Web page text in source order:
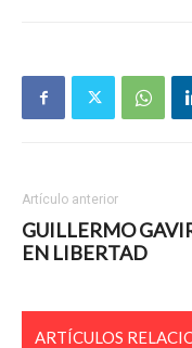
Artículo anterior
GUILLERMO
EN LIBERTAD
ARTÍCULOS